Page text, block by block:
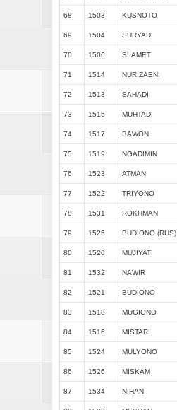
68 1503 KUSNOTO
69 1504 SURYADI
70 1506 SLAMET
71 1514 NUR ZAENI
72 1513 SAHADI
73 1515 MUHTADI
74 1517 BAWON
75 1519 NGADIMIN
76 1523 ATMAN
77 1522 TRIYONO
78 1531 ROKHMAN
79 1525 BUDIONO (RUS)
80 1520 MUJIYATI
81 1532 NAWIR
82 1521 BUDIONO
83 1518 MUGIONO
84 1516 MISTARI
85 1524 MULYONO
86 1526 MISKAM
87 1534 NIHAN